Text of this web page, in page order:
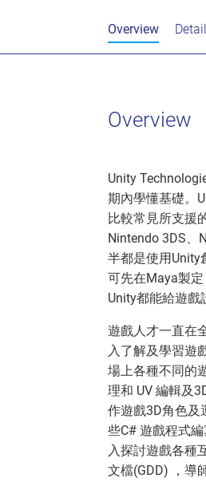
Overview
Overview
Unity
期內學懂基礎。
比較常見所支援
Nintendo 3DS
半都是使用Unity
可先在Maya製
Unity都能給遊戲
遊戲人才一直在
入了解及學習遊
場上各種不同的
理和 UV 編輯及
作遊戲3D角色及
些C# 遊戲程式
入探討遊戲各種
文檔(GDD) ，導